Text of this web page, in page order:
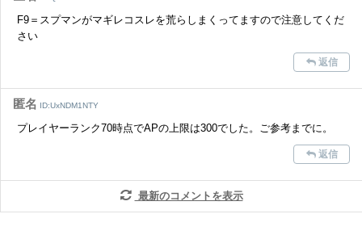
F9＝スプマンがマギレコスレを荒らしまくってますので注意してくだ
さい
返信
匿名 ID:UxNDM1NTY
プレイヤーランク70時点でAPの上限は300でした。ご参考までに。
返信
最新のコメントを表示